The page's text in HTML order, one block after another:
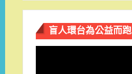
盲人環台​為公益而跑